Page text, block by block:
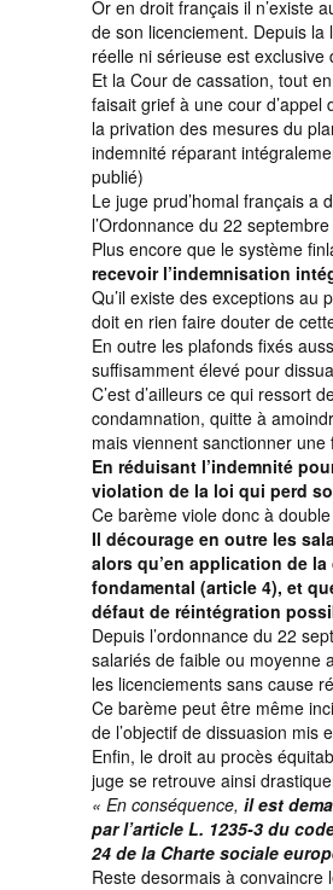
Or en droit français il n’existe
de son licenciement. Depuis la
réelle ni sérieuse est
Et la Cour de cassation, tout
faisait grief à une cour
la privation des mesures du
indemnité réparant
publié)
Le juge prud’homal français a
l’Ordonnance du 22
Plus encore que le système
recevoir l’indemnisation
Qu’il existe des exceptions au
doit en rien faire douter de
En outre les plafonds fixés
suffisamment élevé pour
C’est d’ailleurs ce qui ressort
condamnation, quitte à
mais viennent sanctionner une
En réduisant l’indemnité
violation de la loi qui perd
Ce barème viole donc à
Il décourage en outre les
alors qu’en application de
fondamental (article 4), et
défaut de réintégration
Depuis l’ordonnance du 22
salariés de faible ou moyenne
les licenciements sans cause
Ce barème peut être même
de l’objectif de dissuasion mis
Enfin, le droit au procès
juge se retrouve ainsi
« En conséquence, il est
par l’article L. 1235-3 du
24 de la Charte sociale
Reste desormais à